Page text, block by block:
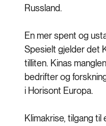
Russland.
En mer spent og
Spesielt gjelder det
tilliten. Kinas
bedrifter og
i Horisont Europa.
Klimakrise, tilgang